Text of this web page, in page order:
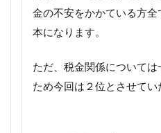
金の不安をかかている方
本になります。
ただ、税金関係について
ため今回は２位とさせてい